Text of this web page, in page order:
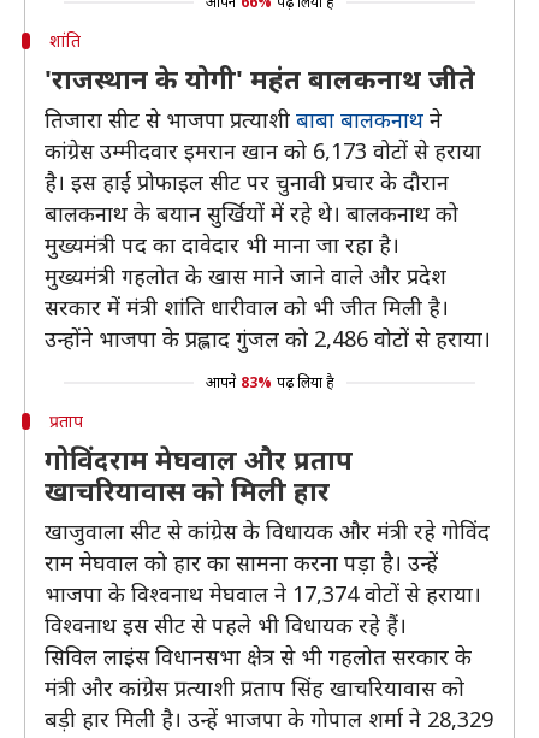
शांति
'राजस्थान के योगी' महंत बालकनाथ जीते
तिजारा सीट से भाजपा प्रत्याशी बाबा बालकनाथ ने
कांग्रेस उम्मीदवार इमरान खान को 6,173 वोटों से हराया
है। इस हाई प्रोफाइल सीट पर चुनावी प्रचार के दौरान
बालकनाथ के बयान सुर्खियों में रहे थे। बालकनाथ को
मुख्यमंत्री पद का दावेदार भी माना जा रहा है।
मुख्यमंत्री गहलोत के खास माने जाने वाले और प्रदेश
सरकार में मंत्री शांति धारीवाल को भी जीत मिली है।
उन्होंने भाजपा के प्रह्लाद गुंजल को 2,486 वोटों से हराया।
आपने 83% पढ़ लिया है
प्रताप
गोविंदराम मेघवाल और प्रताप
खाचरियावास को मिली हार
खाजुवाला सीट से कांग्रेस के विधायक और मंत्री रहे गोविंद
राम मेघवाल को हार का सामना करना पड़ा है। उन्हें
भाजपा के विश्वनाथ मेघवाल ने 17,374 वोटों से हराया।
विश्वनाथ इस सीट से पहले भी विधायक रहे हैं।
सिविल लाइंस विधानसभा क्षेत्र से भी गहलोत सरकार के
मंत्री और कांग्रेस प्रत्याशी प्रताप सिंह खाचरियावास को
बड़ी हार मिली है। उन्हें भाजपा के गोपाल शर्मा ने 28,329